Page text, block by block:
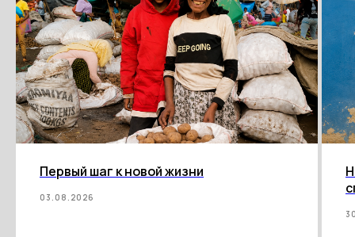
Первый шаг к новой жизни
03.08.2026